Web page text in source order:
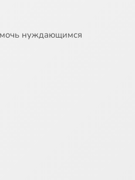
нуждающимся